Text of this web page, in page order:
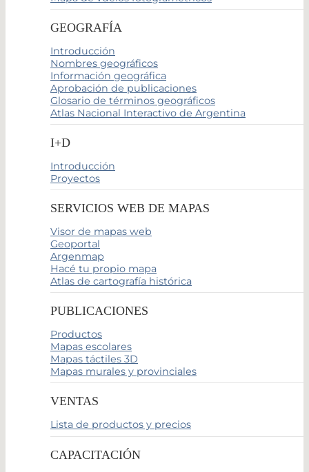
GEOGRAFÍA
Introducción
Nombres geográficos
Información geográfica
Aprobación de publicaciones
Glosario de términos geográficos
Atlas Nacional Interactivo de Argentina
I+D
Introducción
Proyectos
SERVICIOS WEB DE MAPAS
Visor de mapas web
Geoportal
Argenmap
Hacé tu propio mapa
Atlas de cartografía histórica
PUBLICACIONES
Productos
Mapas escolares
Mapas táctiles 3D
Mapas murales y provinciales
VENTAS
Lista de productos y precios
CAPACITACIÓN